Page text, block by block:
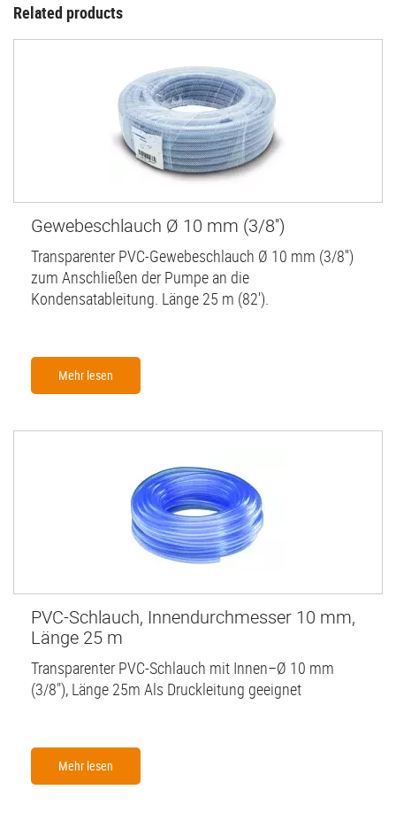
Related products
Gewebeschlauch Ø 10 mm (3/8'')
Transparenter PVC-Gewebeschlauch Ø 10 mm (3/8'')
zum Anschließen der Pumpe an die
Kondensatableitung. Länge 25 m (82').
Mehr lesen
PVC-Schlauch, Innendurchmesser 10 mm,
Länge 25 m
Transparenter PVC-Schlauch mit Innen–Ø 10 mm
(3/8"), Länge 25m Als Druckleitung geeignet
Mehr lesen